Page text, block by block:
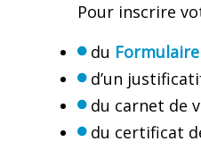
Pour inscrire
du
d’un
du carnet de
du certificat